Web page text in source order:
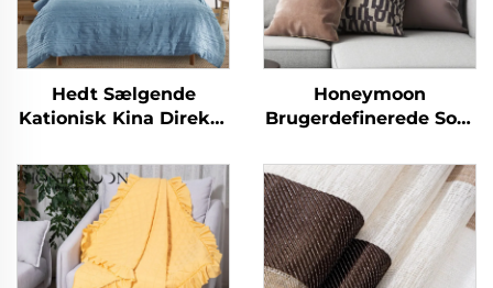
Hedt Sælgende
Kationisk Kina Direkte
Mikrofiber Krøllet
Fuldtonede
Duvettrækssæt
Honeymoon
Brugerdefinerede Sofa
Søde Komfort